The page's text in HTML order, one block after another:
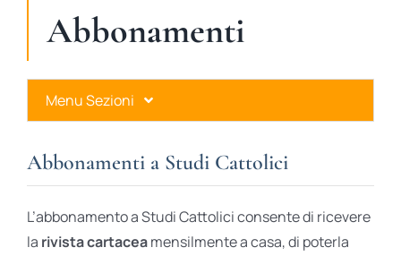
Abbonamenti
Menu Sezioni
Ares Gold
Ares Digital
Abbonamenti a Studi Cattolici
L’abbonamento a Studi Cattolici consente di ricevere
la rivista cartaceamensilmente a casa, di poterla